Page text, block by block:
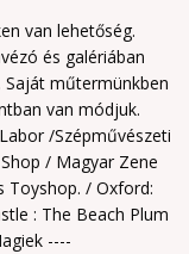
van lehetőség.
és galériában
műtermünkben
van módjuk.
/Szépművészeti
/ Magyar Zene
Toyshop. / Oxford:
: The Beach Plum
----